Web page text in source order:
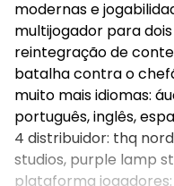
modernas e
multijogador para
reintegração de
batalha contra o
muito mais idiomas:
português, inglês,
4 distribuidor: thq
studios, purple lamp
plataforma jogadores: